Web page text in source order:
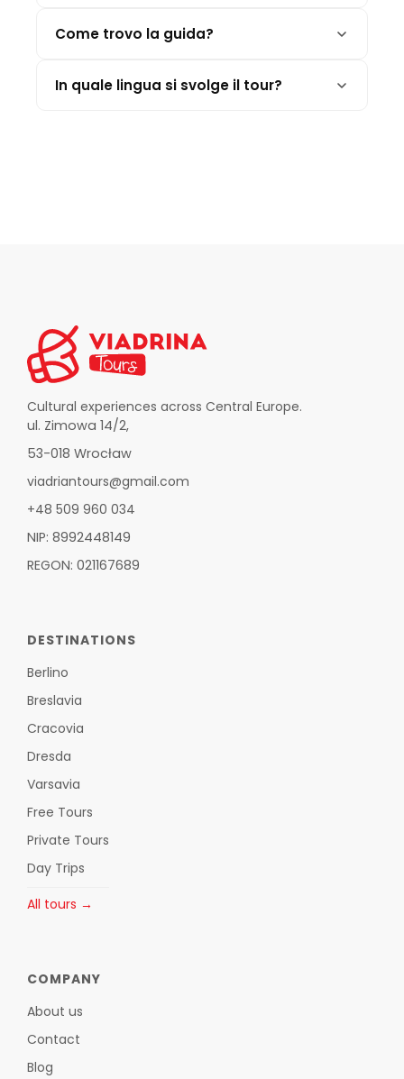
Come trovo la guida?
In quale lingua si svolge il tour?
Cultural experiences across Central Europe.
ul. Zimowa 14/2,
53-018 Wrocław
viadriantours@gmail.com
+48 509 960 034
NIP: 8992448149
REGON: 021167689
DESTINATIONS
Berlino
Breslavia
Cracovia
Dresda
Varsavia
Free Tours
Private Tours
Day Trips
All tours →
COMPANY
About us
Contact
Blog